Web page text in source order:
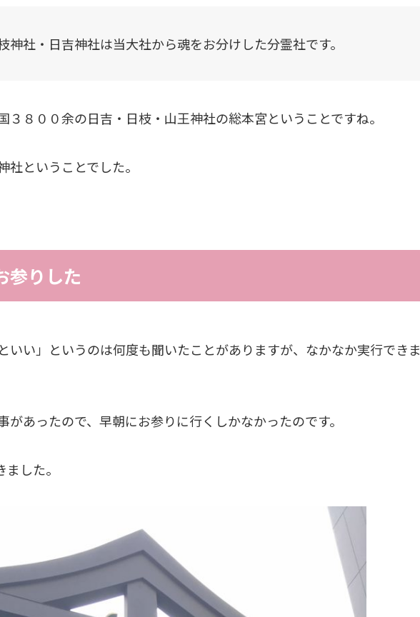
神社・日吉神社は当大社から魂をお分けした分霊社です。
３８００余の日吉・日枝・山王神社の総本宮ということですね。
ということでした。
参りした
いい」というのは何度も聞いたことがありますが、なかなか実行できま
があったので、早朝にお参りに行くしかなかったのです。
した。